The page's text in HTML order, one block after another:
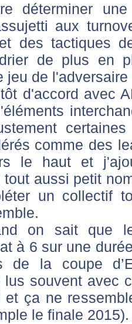
déterminer
aux
des tactiques
de plus en
jeu de l'adversaire
d'accord avec
comme des
le haut et
tout aussi petit
un collectif
on sait que
à 6 sur une
de la coupe
lus souvent avec
et ça ne
le finale 2015).